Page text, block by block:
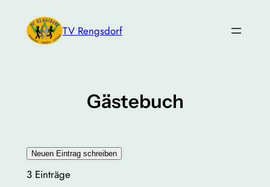
Inhalt
springen
TV Rengsdorf
Gästebuch
3 Einträge